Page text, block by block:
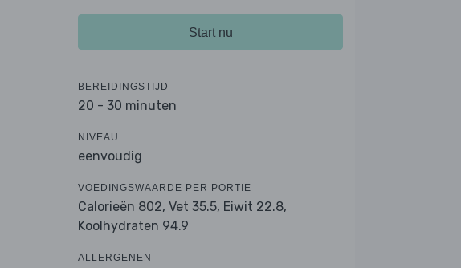
Start nu
BEREIDINGSTIJD
20 - 30 minuten
NIVEAU
eenvoudig
VOEDINGSWAARDE PER PORTIE
Calorieën 802, Vet 35.5, Eiwit 22.8,
Koolhydraten 94.9
ALLERGENEN